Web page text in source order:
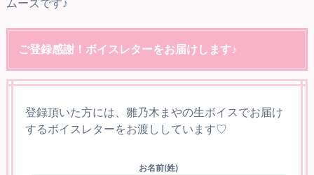
ご登録感謝！ボイスレターをお届けします♪
登録頂いた方には、雛乃木まやの生ボイスでお届け
するボイスレターをお渡ししています♡
お名前(姓)